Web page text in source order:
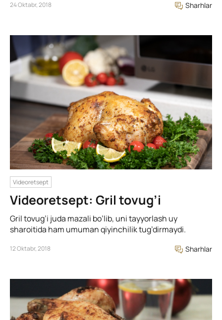
24 Oktabr, 2018 Sharhlar
Videoretsept
Videoretsept: Gril tovug’i
Gril tovug’i juda mazali bo’lib, uni tayyorlash uy
sharoitida ham umuman qiyinchilik tug’dirmaydi.
12 Oktabr, 2018 Sharhlar